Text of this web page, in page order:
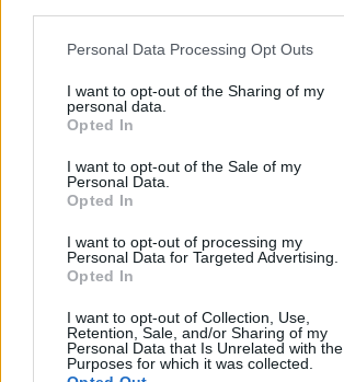
Personal Data Processing Opt Outs
I want to opt-out of the Sharing of my
personal data.
Opted In
I want to opt-out of the Sale of my
Personal Data.
Opted In
I want to opt-out of processing my
Personal Data for Targeted Advertising.
Opted In
I want to opt-out of Collection, Use,
Retention, Sale, and/or Sharing of my
Personal Data that Is Unrelated with the
Purposes for which it was collected.
Marca Nobo
Productos relacionados